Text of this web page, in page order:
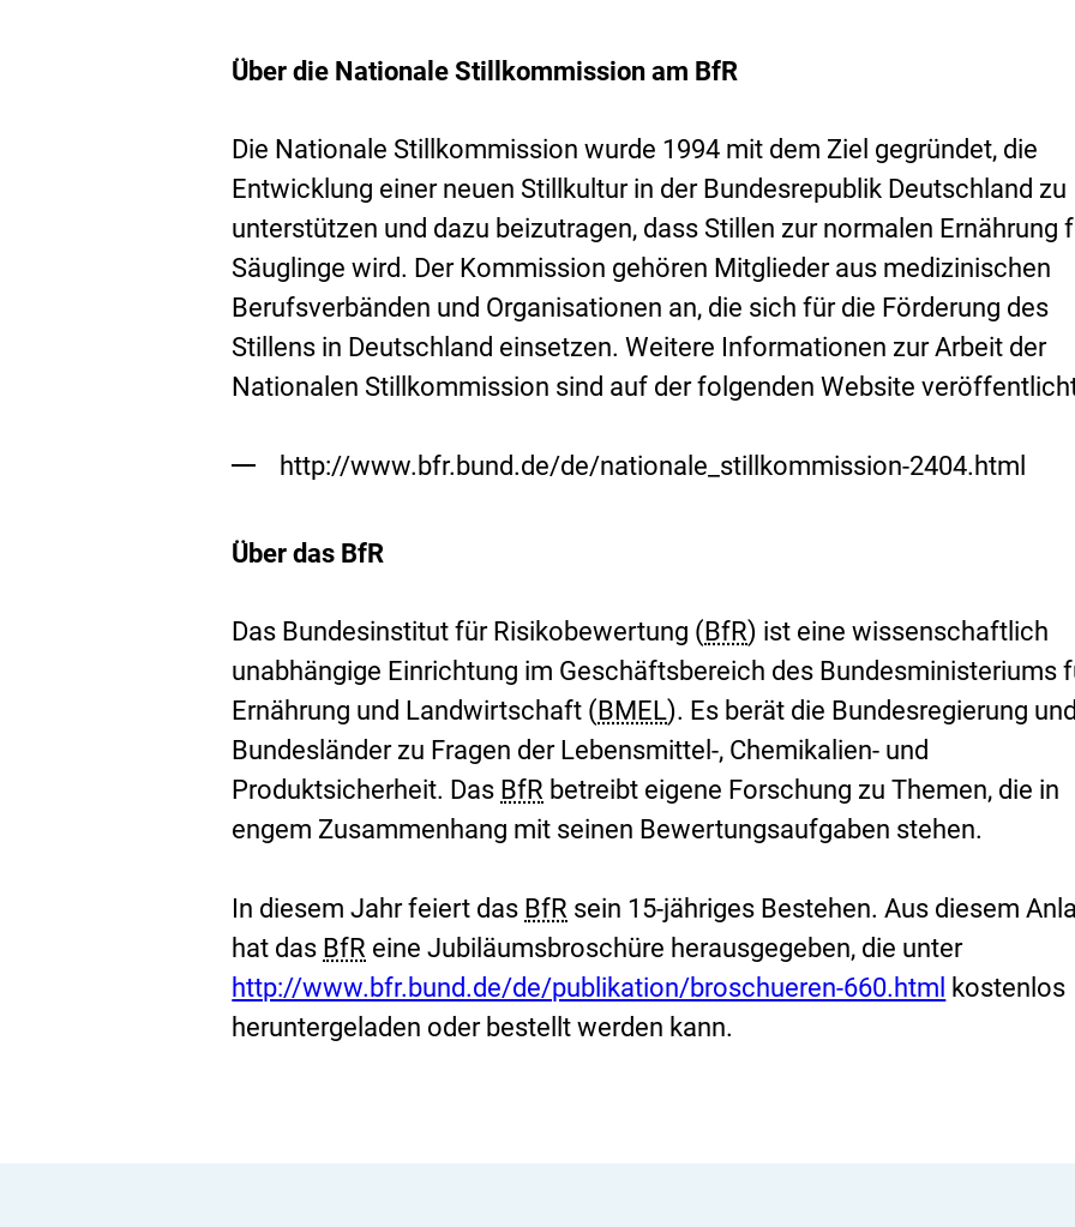
Über die Nationale Stillkommission am BfR
Die Nationale Stillkommission wurde 1994 mit dem Ziel gegründet, die
Entwicklung einer neuen Stillkultur in der Bundesrepublik Deutschland zu
unterstützen und dazu beizutragen, dass Stillen zur normalen Ernährung
Säuglinge wird. Der Kommission gehören Mitglieder aus medizinischen
Berufsverbänden und Organisationen an, die sich für die Förderung des
Stillens in Deutschland einsetzen. Weitere Informationen zur Arbeit der
Nationalen Stillkommission sind auf der folgenden Website
http://www.bfr.bund.de/de/nationale_stillkommission-2404.html
Über das BfR
Das Bundesinstitut für Risikobewertung (BfR) ist eine wissenschaftlich
unabhängige Einrichtung im Geschäftsbereich des Bundesministeriums
Ernährung und Landwirtschaft (BMEL). Es berät die Bundesregierung
Bundesländer zu Fragen der Lebensmittel-, Chemikalien- und
Produktsicherheit. Das BfR betreibt eigene Forschung zu Themen, die in
engem Zusammenhang mit seinen Bewertungsaufgaben stehen.
In diesem Jahr feiert das BfR sein 15-jähriges Bestehen. Aus diesem
hat das BfR eine Jubiläumsbroschüre herausgegeben, die unterE
x
http://www.bfr.bund.de/de/publikation/broschueren-660.html kostenlos
heruntergeladen oder bestellt werden kann.